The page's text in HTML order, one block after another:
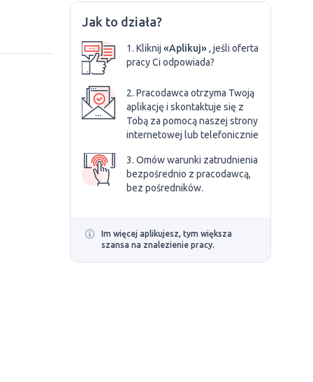
Jak to działa?
1. Kliknij «Aplikuj», jeśli oferta
pracy Ci odpowiada?
2. Pracodawca otrzyma Twoją
aplikację i skontaktuje się z
Tobą za pomocą naszej strony
internetowej lub telefonicznie
3. Omów warunki zatrudnienia
bezpośrednio z pracodawcą,
bez pośredników.
Im więcej aplikujesz, tym większa
szansa na znalezienie pracy.